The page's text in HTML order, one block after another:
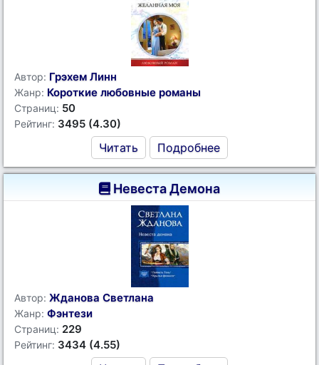
Автор: Грэхем Линн
Жанр: Короткие любовные романы
Страниц: 50
Рейтинг: 3495 (4.30)
Читать Подробнее
Невеста Демона
Автор: Жданова Светлана
Жанр: Фэнтези
Страниц: 229
Рейтинг: 3434 (4.55)